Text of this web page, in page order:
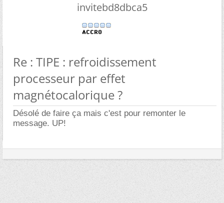
invitebd8dbca5
Re : TIPE : refroidissement
processeur par effet
magnétocalorique ?
Désolé de faire ça mais c'est pour remonter le
message. UP!